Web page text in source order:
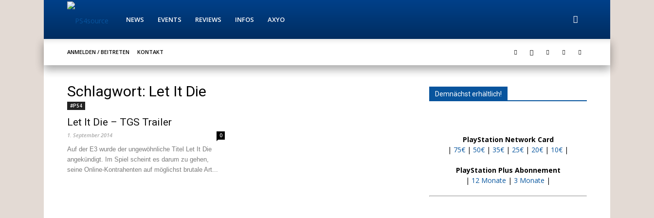
PS4source
NEWS EVENTS REVIEWS INFOS AXYO
ANMELDEN / BEITRETEN KONTAKT
Schlagwort: Let It Die
#PS4
Let It Die – TGS Trailer
1. September 2014 0
Auf der E3 wurde der ungewöhnliche Titel Let It Die
angekündigt. Im Spiel scheint es darum zu gehen,
seine Online-Kontrahenten auf möglichst brutale Art...
Demnächst erhältlich!
PlayStation Network Card
| 75€ | 50€ | 35€ | 25€ | 20€ | 10€ |
PlayStation Plus Abonnement
| 12 Monate | 3 Monate |